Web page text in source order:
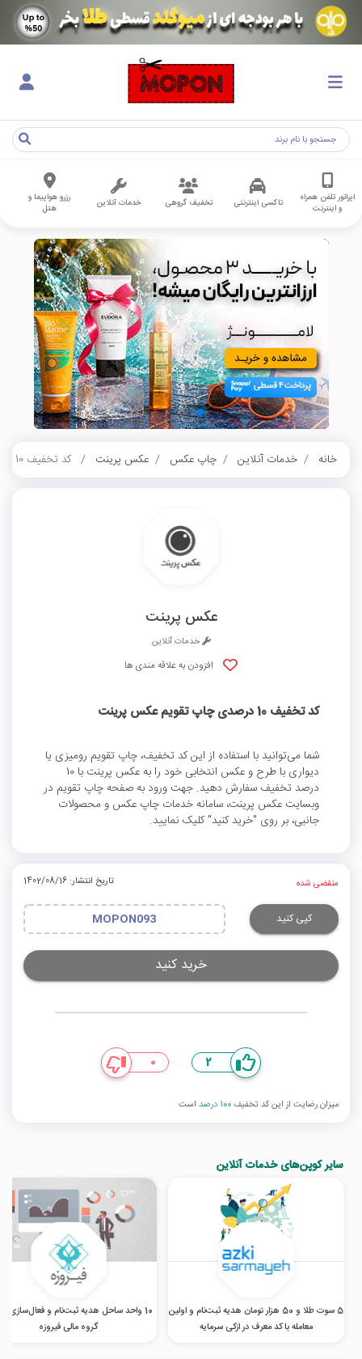
اپراتور تلفن همراه
و اینترنت
تاکسی اینترنتی تخفیف گروهی خدمات آنلاین
رزرو هواپیما و
هتل
خانه خدمات آنلاین چاپ عکس عکس پرینت کد تخفیف 10 درصدی چاپ تقویم عکس پرینت
عکس پرینت
خدمات آنلاین
افزودن به علاقه مندی ها
کد تخفیف 10 درصدی چاپ تقویم عکس پرینت
شما می‌توانید با استفاده از این کد تخفیف، چاپ تقویم رومیزی یا
دیواری با طرح و عکس انتخابی خود را به عکس پرینت با 10
درصد تخفیف سفارش دهید. جهت ورود به صفحه چاپ تقویم در
وبسایت عکس پرینت، سامانه خدمات چاپ عکس و محصولات
جانبی، بر روی "خرید کنید" کلیک نمایید.
منقضی شده تاریخ انتشار: 1402/08/16
کپی کنید MOPON093
خرید کنید
2
0
میزان رضایت از این کد تخفیف 100 درصد است
سایر کوپن‌های خدمات آنلاین
5 سوت طلا و 50 هزار تومان هدیه ثبت‌نام و اولین
معامله با کد معرف در ازکی سرمایه
10 واحد ساحل هدیه ثبت‌نام و فعال‌سازی
گروه مالی فیروزه